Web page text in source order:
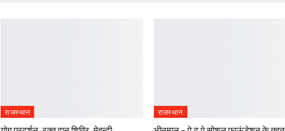
राजस्थान राजस्थान